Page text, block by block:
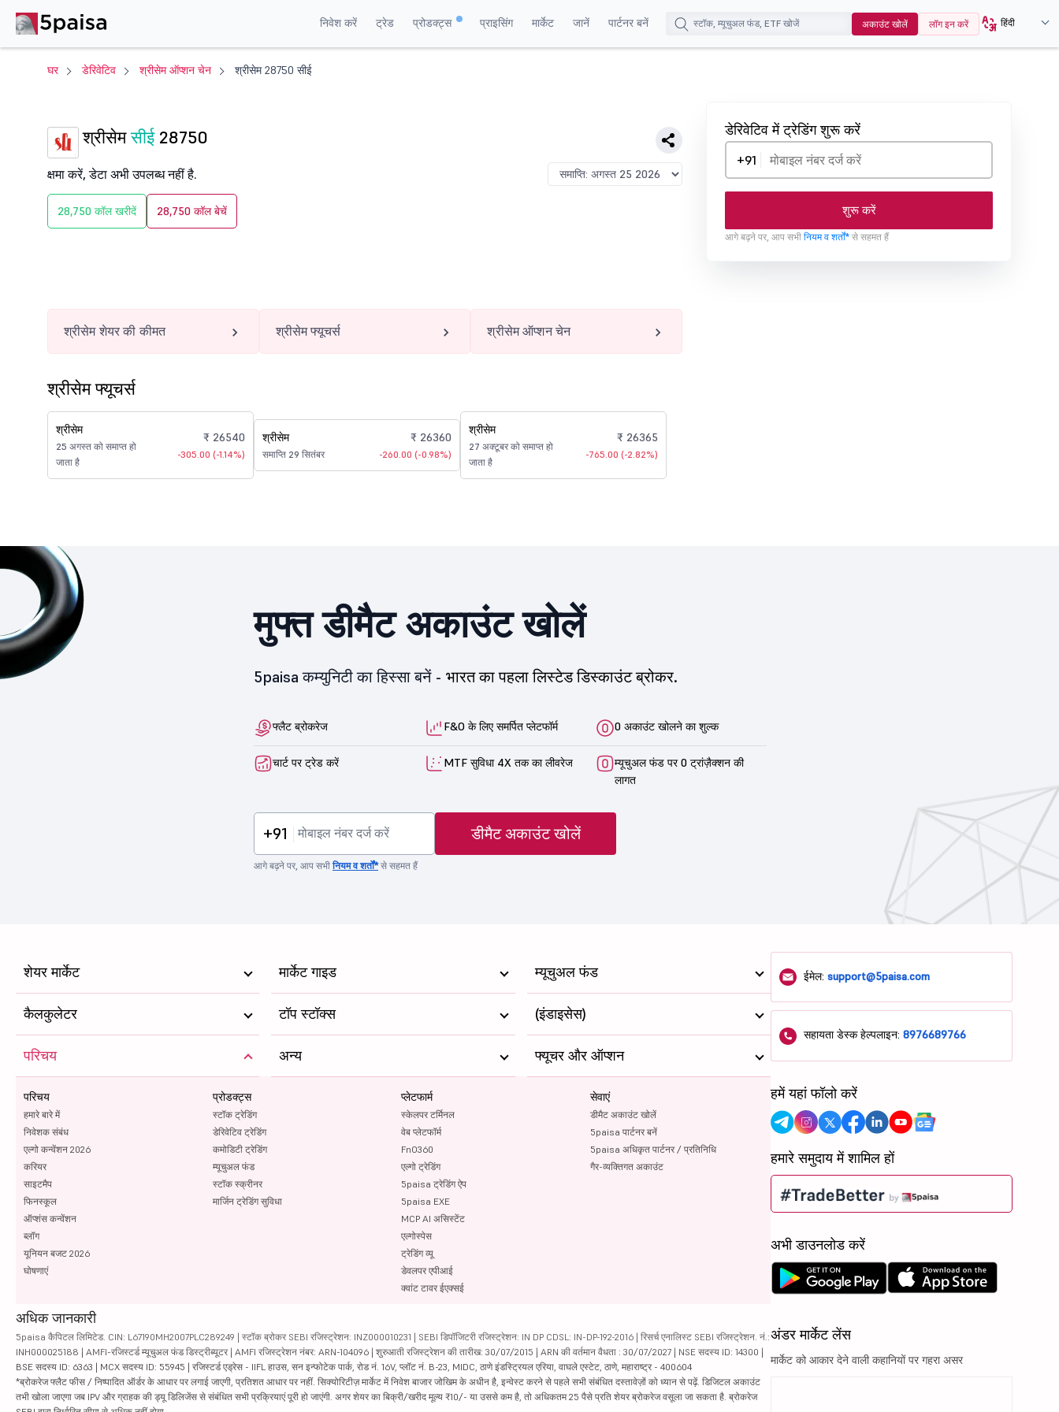
निवेश करें ट्रेड प्रोडक्ट्स प्राइसिंग मार्केट जानें पार्टनर बनें अकाउंट खोलें लॉग इन करें हिंदी
घर डेरिवेटिव श्रीसेम ऑप्शन चेन श्रीसेम 28750 सीई
श्रीसेमसीई28750
क्षमा करें, डेटा अभी उपलब्ध नहीं है.
28,750 कॉल खरीदें 28,750 कॉल बेचें
डेरिवेटिव में ट्रेडिंग शुरू करें
+91
शुरू करें
आगे बढ़ने पर, आप सभी नियम व शर्तों* से सहमत हैं
श्रीसेम शेयर की कीमत श्रीसेम फ्यूचर्स श्रीसेम ऑप्शन चेन
श्रीसेम फ्यूचर्स
श्रीसेम
25 अगस्त को समाप्त हो
जाता है
₹ 26540
-305.00 (-1.14%)
श्रीसेम
समाप्ति 29 सितंबर
₹ 26360
-260.00 (-0.98%)
श्रीसेम
27 अक्टूबर को समाप्त हो
जाता है
₹ 26365
-765.00 (-2.82%)
मुफ्त डीमैट अकाउंट खोलें
5paisa कम्युनिटी का हिस्सा बनें - भारत का पहला लिस्टेड डिस्काउंट ब्रोकर.
फ्लैट ब्रोकरेज F&O के लिए समर्पित प्लेटफॉर्म 0 अकाउंट खोलने का शुल्क
चार्ट पर ट्रेड करें MTF सुविधा 4X तक का लीवरेज
म्यूचुअल फंड पर 0 ट्रांज़ैक्शन की
लागत
+91 डीमैट अकाउंट खोलें
आगे बढ़ने पर, आप सभीनियम व शर्तों*से सहमत हैं
शेयर मार्केट मार्केट गाइड म्यूचुअल फंड
कैलकुलेटर टॉप स्टॉक्स (इंडाइसेस)
परिचय
परिचय
हमारे बारे में
निवेशक संबंध
एल्गो कन्वेंशन 2026
करियर
साइटमैप
फिनस्कूल
ऑप्शंस कन्वेंशन
ब्लॉग
यूनियन बजट 2026
घोषणाएं
प्रोडक्ट्स
स्टॉक ट्रेडिंग
डेरिवेटिव ट्रेडिंग
कमोडिटी ट्रेडिंग
म्यूचुअल फंड
स्टॉक स्क्रीनर
मार्जिन ट्रेडिंग सुविधा
प्लेटफार्म
स्केलपर टर्मिनल
वेब प्लेटफॉर्म
FnO360
एल्गो ट्रेडिंग
5paisa ट्रेडिंग ऐप
5paisa EXE
MCP AI असिस्टेंट
एल्गोस्पेस
ट्रेडिंग व्यू
डेवलपर एपीआई
क्वांट टावर ईएक्सई
सेवाएं
डीमैट अकाउंट खोलें
5paisa पार्टनर बनें
5paisa अधिकृत पार्टनर / प्रतिनिधि
गैर-व्यक्तिगत अकाउंट
अन्य फ्यूचर और ऑप्शन
अधिक जानकारी
5paisa कैपिटल लिमिटेड. CIN: L67190MH2007PLC289249 | स्टॉक ब्रोकर SEBI रजिस्ट्रेशन: INZ000010231 | SEBI डिपॉजिटरी रजिस्ट्रेशन: IN DP CDSL: IN-DP-192-2016 | रिसर्च एनालिस्ट SEBI रजिस्ट्रेशन. नं.:
INH000025188 | AMFI-रजिस्टर्ड म्यूचुअल फंड डिस्ट्रीब्यूटर | AMFI रजिस्ट्रेशन नंबर: ARN-104096 | शुरुआती रजिस्ट्रेशन की तारीख: 30/07/2015 | ARN की वर्तमान वैधता : 30/07/2027 | NSE सदस्य ID: 14300 |
BSE सदस्य ID: 6363 | MCX सदस्य ID: 55945 | रजिस्टर्ड एड्रेस - IIFL हाउस, सन इन्फोटेक पार्क, रोड नं. 16V, प्लॉट नं. B-23, MIDC, ठाणे इंडस्ट्रियल एरिया, वाघले एस्टेट, ठाणे, महाराष्ट्र - 400604
*ब्रोकरेज फ्लैट फीस / निष्पादित ऑर्डर के आधार पर लगाई जाएगी, प्रतिशत आधार पर नहीं. सिक्योरिटीज़ मार्केट में निवेश बाजार जोखिम के अधीन है, इन्वेस्ट करने से पहले सभी संबंधित दस्तावेज़ों को ध्यान से पढ़ें. डिजिटल अकाउंट
तभी खोला जाएगा जब IPV और ग्राहक की ड्यू डिलिजेंस से संबंधित सभी प्रक्रियाएं पूरी हो जाएंगी. अगर शेयर का बिक्री/खरीद मूल्य ₹10/- या उससे कम है, तो अधिकतम 25 पैसे प्रति शेयर ब्रोकरेज वसूला जा सकता है. ब्रोकरेज
ईमेल:support@5paisa.com
सहायता डेस्क हेल्पलाइन:8976689766
हमें यहां फॉलो करें
हमारे समुदाय में शामिल हों
अभी डाउनलोड करें
अंडर मार्केट लेंस
मार्केट को आकार देने वाली कहानियों पर गहरा असर